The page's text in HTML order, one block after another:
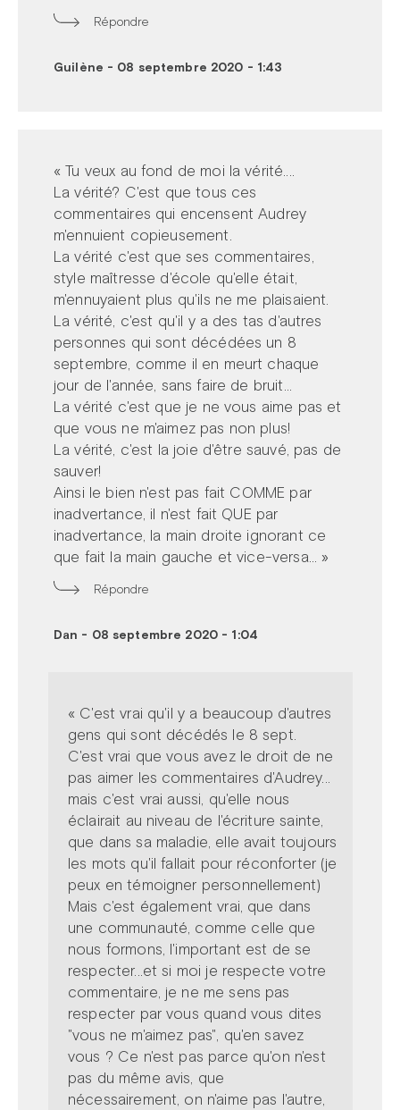
Répondre
Guilène - 08 septembre 2020 - 1:43
« Tu veux au fond de moi la vérité....
La vérité? C'est que tous ces
commentaires qui encensent Audrey
m'ennuient copieusement.
La vérité c'est que ses commentaires,
style maîtresse d'école qu'elle était,
m'ennuyaient plus qu'ils ne me plaisaient.
La vérité, c'est qu'il y a des tas d'autres
personnes qui sont décédées un 8
septembre, comme il en meurt chaque
jour de l'année, sans faire de bruit...
La vérité c'est que je ne vous aime pas et
que vous ne m'aimez pas non plus!
La vérité, c'est la joie d'être sauvé, pas de
sauver!
Ainsi le bien n'est pas fait COMME par
inadvertance, il n'est fait QUE par
inadvertance, la main droite ignorant ce
que fait la main gauche et vice-versa... »
Répondre
Dan - 08 septembre 2020 - 1:04
« C'est vrai qu'il y a beaucoup d'autres
gens qui sont décédés le 8 sept.
C'est vrai que vous avez le droit de ne
pas aimer les commentaires d'Audrey...
mais c'est vrai aussi, qu'elle nous
éclairait au niveau de l'écriture sainte,
que dans sa maladie, elle avait toujours
les mots qu'il fallait pour réconforter (je
peux en témoigner personnellement)
Mais c'est également vrai, que dans
une communauté, comme celle que
nous formons, l'important est de se
respecter...et si moi je respecte votre
commentaire, je ne me sens pas
respecter par vous quand vous dites
"vous ne m'aimez pas", qu'en savez
vous ? Ce n'est pas parce qu'on n'est
pas du même avis, que
nécessairement, on n'aime pas l'autre,